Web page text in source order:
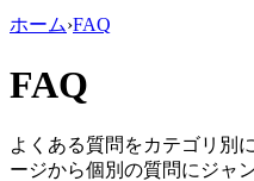
ホーム›FAQ
FAQ
よくある質問をカテゴリ別
ージから個別の質問にジャ